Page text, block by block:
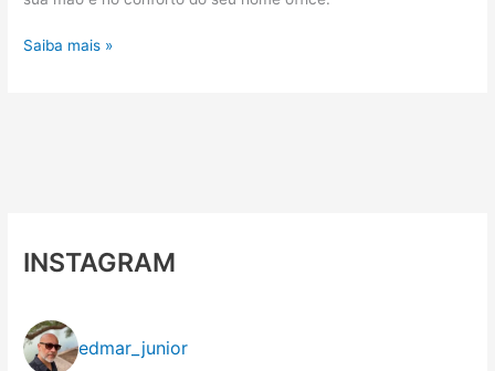
Marketing
Saiba mais »
INSTAGRAM
edmar_junior